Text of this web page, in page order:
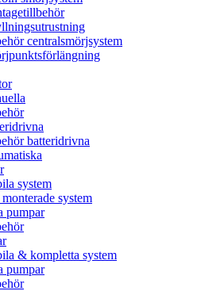
centralsmörjsystem
batteridrivna
system
monterade system
pumpar
& kompletta system
pumpar